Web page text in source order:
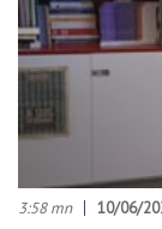
3:58 mn 10/06/